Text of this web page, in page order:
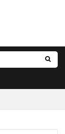
社福井分院